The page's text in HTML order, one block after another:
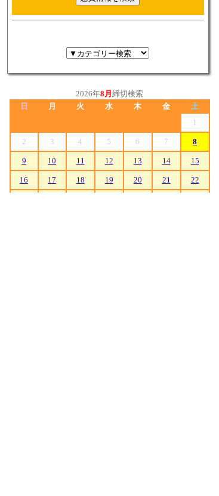
2026年8月 締切検索
日
月 火 水 木 金
土
1
2 3 4 5 6 7 8
9 10 11 12 13 14 15
16 17 18 19 20 21 22